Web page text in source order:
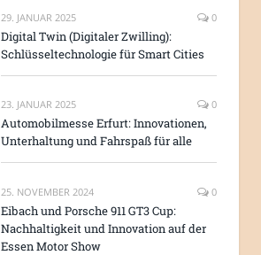
29. JANUAR 2025 0
Digital Twin (Digitaler Zwilling):
Schlüsseltechnologie für Smart Cities
23. JANUAR 2025 0
Automobilmesse Erfurt: Innovationen,
Unterhaltung und Fahrspaß für alle
25. NOVEMBER 2024 0
Eibach und Porsche 911 GT3 Cup:
Nachhaltigkeit und Innovation auf der
Essen Motor Show